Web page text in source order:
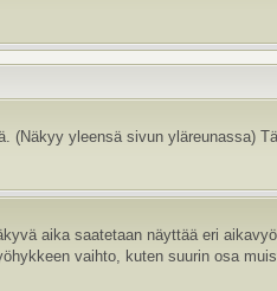
(Näkyy yleensä sivun yläreunassa)
aika saatetaan näyttää eri
vaihto, kuten suurin osa